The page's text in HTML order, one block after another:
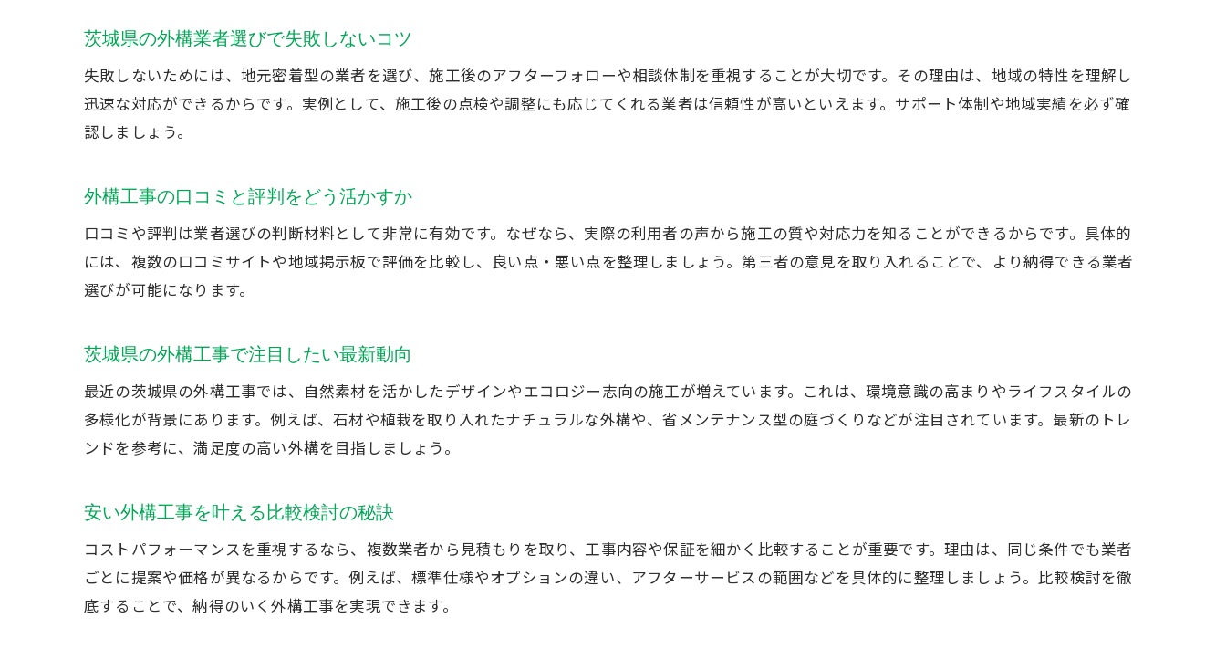
外構工事の信頼できる選び方を徹底解説
見積もりや相談無料の外構工事業者の選び方
外構工事業者の比較で失敗しない選択基準
茨城県で外構工事を成功させる打ち合わせ術
外構工事の進行で気を付けたいチェック項目
口コミから見る茨城県の外構工事事情
茨城県の外構工事口コミでわかる実態とは
茨城県の外構業者選びで失敗しないコツ
失敗しないためには、地元密着型の業者を選び、施工後のアフターフォローや相談体制を重視することが大切です。その理由は、地域の特性を理解し
迅速な対応ができるからです。実例として、施工後の点検や調整にも応じてくれる業者は信頼性が高いといえます。サポート体制や地域実績を必ず確
認しましょう。
外構工事の口コミと評判をどう活かすか
口コミや評判は業者選びの判断材料として非常に有効です。なぜなら、実際の利用者の声から施工の質や対応力を知ることができるからです。具体的
には、複数の口コミサイトや地域掲示板で評価を比較し、良い点・悪い点を整理しましょう。第三者の意見を取り入れることで、より納得できる業者
選びが可能になります。
茨城県の外構工事で注目したい最新動向
最近の茨城県の外構工事では、自然素材を活かしたデザインやエコロジー志向の施工が増えています。これは、環境意識の高まりやライフスタイルの
多様化が背景にあります。例えば、石材や植栽を取り入れたナチュラルな外構や、省メンテナンス型の庭づくりなどが注目されています。最新のトレ
ンドを参考に、満足度の高い外構を目指しましょう。
安い外構工事を叶える比較検討の秘訣
コストパフォーマンスを重視するなら、複数業者から見積もりを取り、工事内容や保証を細かく比較することが重要です。理由は、同じ条件でも業者
ごとに提案や価格が異なるからです。例えば、標準仕様やオプションの違い、アフターサービスの範囲などを具体的に整理しましょう。比較検討を徹
底することで、納得のいく外構工事を実現できます。